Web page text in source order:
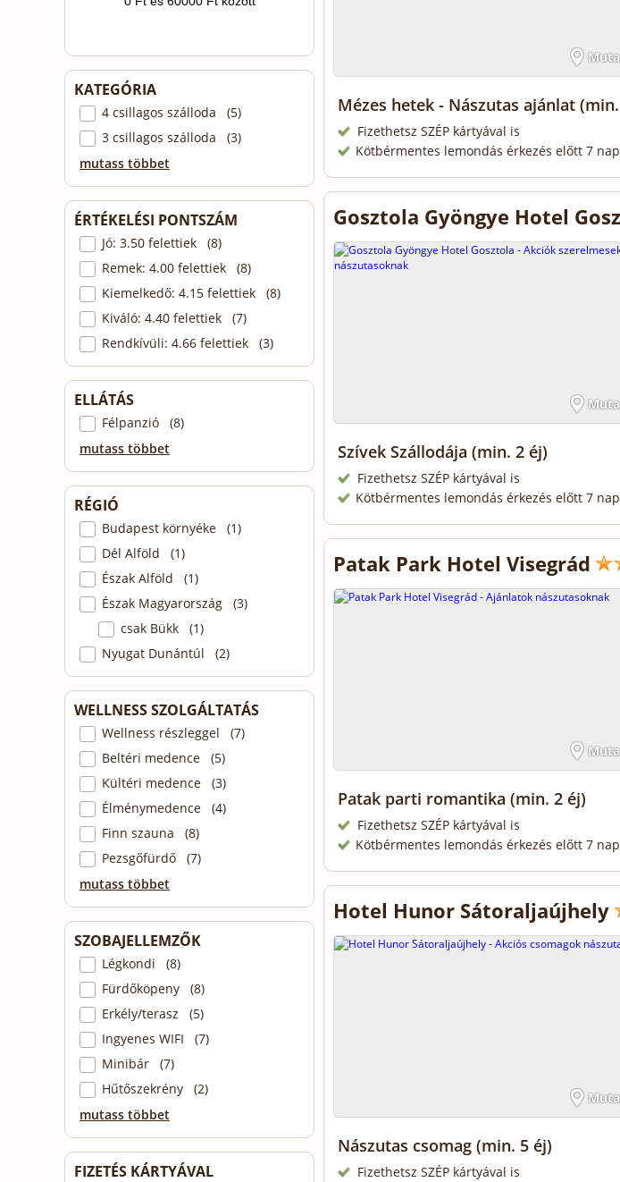
KATEGÓRIA
4 csillagos szálloda (5)
3 csillagos szálloda (3)
mutass többet
ÉRTÉKELÉSI PONTSZÁM
Jó: 3.50 felettiek (8)
Remek: 4.00 felettiek (8)
Kiemelkedő: 4.15 felettiek (8)
Kiváló: 4.40 felettiek (7)
Rendkívüli: 4.66 felettiek (3)
ELLÁTÁS
Félpanzió (8)
mutass többet
RÉGIÓ
Budapest környéke (1)
Dél Alföld (1)
Észak Alföld (1)
Észak Magyarország (3)
csak Bükk (1)
Nyugat Dunántúl (2)
WELLNESS SZOLGÁLTATÁS
Wellness részleggel (7)
Beltéri medence (5)
Kültéri medence (3)
Élménymedence (4)
Finn szauna (8)
Pezsgőfürdő (7)
mutass többet
SZOBAJELLEMZŐK
Légkondi (8)
Fürdőköpeny (8)
Erkély/terasz (5)
Ingyenes WIFI (7)
Minibár (7)
Hűtőszekrény (2)
mutass többet
FIZETÉS KÁRTYÁVAL
Mézes hetek - Nászutas ajánlat
Fizethetsz SZÉP kártyával is
Kötbérmentes lemondás érkezés előtt 7
Gosztola Gyöngye Hotel
Szívek Szállodája (min. 2 éj)
Fizethetsz SZÉP kártyával is
Kötbérmentes lemondás érkezés előtt 7
Patak Park Hotel Visegrád
Patak parti romantika (min. 2 éj)
Fizethetsz SZÉP kártyával is
Kötbérmentes lemondás érkezés előtt 7
Hotel Hunor Sátoraljaújhely
Nászutas csomag (min. 5 éj)
Fizethetsz SZÉP kártyával is